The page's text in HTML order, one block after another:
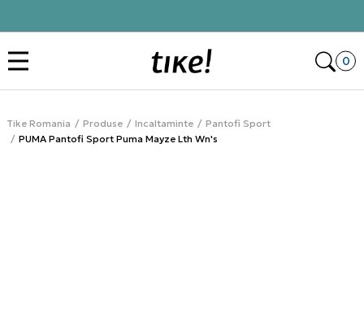
0
Tike Romania Produse Incaltaminte
Pantofi Sport
PUMA Pantofi Sport Puma Mayze Lth Wn's